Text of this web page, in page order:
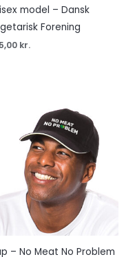
model – Dansk
Forening
kr.
– No Meat No Problem